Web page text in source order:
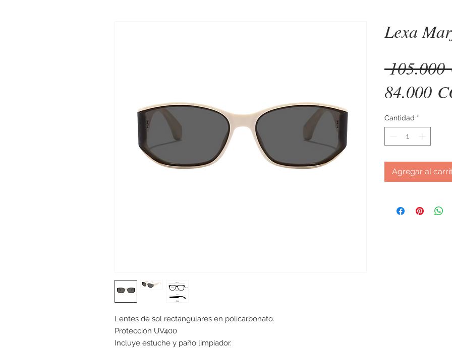
Lentes de sol rectangulares en policarbonato.
Protección UV400
Incluye estuche y paño limpiador.
Lexa
105.000
84.000
Cantidad *
Agregar al